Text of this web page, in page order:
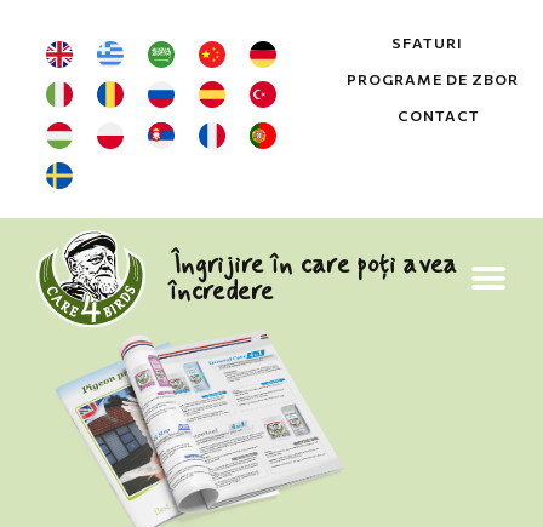
SFATURI
PROGRAME DE ZBOR
CONTACT
Îngrijire în care poți avea
încredere